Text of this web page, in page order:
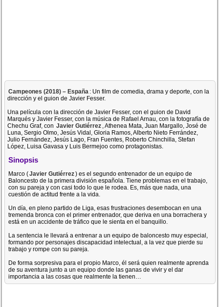
Campeones (2018) – España : Un film de comedia, drama y deporte, con la
dirección y el guion de Javier Fesser.
Una película con la dirección de Javier Fesser, con el guion de David
Marqués y Javier Fesser, con la música de Rafael Arnau, con la fotografía de
Chechu Graf, con Javier Gutiérrez , Athenea Mata, Juan Margallo, José de
Luna, Sergio Olmo, Jesús Vidal, Gloria Ramos, Alberto Nieto Ferrández,
Julio Fernández, Jesús Lago, Fran Fuentes, Roberto Chinchilla, Stefan
López, Luisa Gavasa y Luis Bermejoo como protagonistas.
Sinopsis
Marco (Javier Gutiérrez) es el segundo entrenador de un equipo de
Baloncesto de la primera división española. Tiene problemas en el trabajo,
con su pareja y con casi todo lo que le rodea. Es, más que nada, una
cuestión de actitud frente a la vida.
Un día, en pleno partido de Liga, esas frustraciones desembocan en una
tremenda bronca con el primer entrenador, que deriva en una borrachera y
está en un accidente de tráfico que le sienta en el banquillo.
La sentencia le llevará a entrenar a un equipo de baloncesto muy especial,
formando por personajes discapacidad intelectual, a la vez que pierde su
trabajo y rompe con su pareja.
De forma sorpresiva para el propio Marco, él será quien realmente aprenda
de su aventura junto a un equipo donde las ganas de vivir y el dar
importancia a las cosas que realmente la tienen…